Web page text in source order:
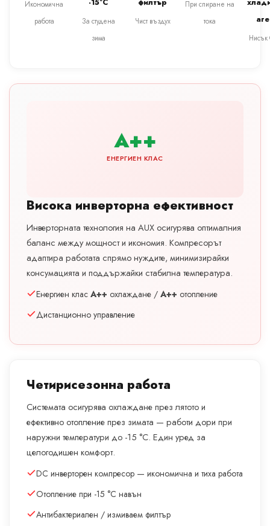
Икономична
работа
-15°C
За студена
зима
филтър
Чист въздух
При спиране на
тока
Нисък
A++
ЕНЕРГИЕН КЛАС
Висока инверторна ефективност
Инверторната технология на AUX осигурява оптималния
баланс между мощност и икономия. Компресорът
адаптира работата спрямо нуждите, минимизирайки
консумацията и поддържайки стабилна температура.
Енергиен клас A++ охлаждане / A++ отопление
Дистанционно управление
Четирисезонна работа
Системата осигурява охлаждане през лятото и
ефективно отопление през зимата — работи дори при
наружни температури до -15 °C. Един уред за
целогодишен комфорт.
DC инверторен компресор — икономична и тиха работа
Отопление при -15 °C навън
Антибактериален / измиваем филтър